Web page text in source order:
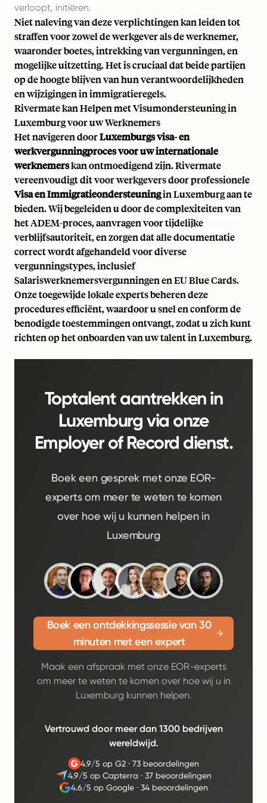
verloopt, initiëren.
Niet naleving van deze verplichtingen kan leiden tot
straffen voor zowel de werkgever als de werknemer,
waaronder boetes, intrekking van vergunningen, en
mogelijke uitzetting. Het is cruciaal dat beide partijen
op de hoogte blijven van hun verantwoordelijkheden
en wijzigingen in immigratieregels.
Rivermate kan Helpen met Visumondersteuning in
Luxemburg voor uw Werknemers
Het navigeren doorLuxemburgs visa- en
werkvergunningproces voor uw internationale
werknemerskan ontmoedigend zijn. Rivermate
vereenvoudigt dit voor werkgevers door professionele
Visa en Immigratieondersteuningin Luxemburg aan te
bieden. Wij begeleiden u door de complexiteiten van
het ADEM-proces, aanvragen voor tijdelijke
verblijfsautoriteit, en zorgen dat alle documentatie
correct wordt afgehandeld voor diverse
vergunningstypes, inclusief
Salariswerknemersvergunningen en EU Blue Cards.
Onze toegewijde lokale experts beheren deze
procedures efficiënt, waardoor u snel en conform de
benodigde toestemmingen ontvangt, zodat u zich kunt
richten op het onboarden van uw talent in Luxemburg.
Toptalent aantrekken in
Luxemburg via onze
Employer of Record dienst.
Boek een gesprek met onze EOR-
experts om meer te weten te komen
over hoe wij u kunnen helpen in
Luxemburg
Boek een ontdekkingssessie van 30
minuten met een expert
Maak een afspraak met onze EOR-experts
om meer te weten te komen over hoe wij u in
Luxemburg kunnen helpen.
Vertrouwd door meer dan 1300 bedrijven
wereldwijd.
4.9/5 op G2· 73 beoordelingen
4.9/5 op Capterra · 37 beoordelingen
4.6/5 op Google ·34 beoordelingen